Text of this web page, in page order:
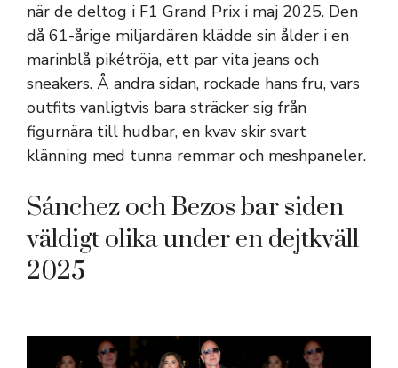
när de deltog i F1 Grand Prix i maj 2025. Den
då 61-årige miljardären klädde sin ålder i en
marinblå pikétröja, ett par vita jeans och
sneakers. Å andra sidan, rockade hans fru, vars
outfits vanligtvis bara sträcker sig från
figurnära till hudbar, en kvav skir svart
klänning med tunna remmar och meshpaneler.
Sánchez och Bezos bar siden
väldigt olika under en dejtkväll
2025